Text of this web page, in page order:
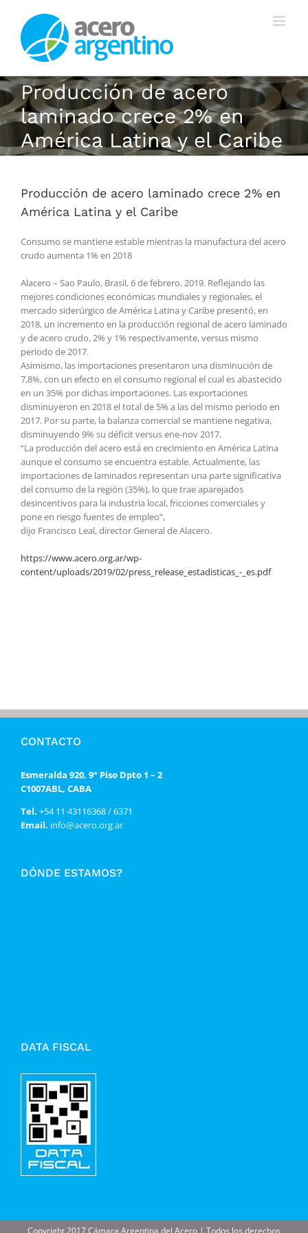
contenido
Producción de acero
laminado crece 2% en
América Latina y el Caribe
Producción de acero laminado crece 2% en
América Latina y el Caribe
Consumo se mantiene estable mientras la manufactura del acero
crudo aumenta 1% en 2018
Alacero – Sao Paulo, Brasil, 6 de febrero, 2019. Reflejando las
mejores condiciones económicas mundiales y regionales, el
mercado siderúrgico de América Latina y Caribe presentó, en
2018, un incremento en la producción regional de acero laminado
y de acero crudo, 2% y 1% respectivamente, versus mismo
periodo de 2017.
Asimismo, las importaciones presentaron una disminución de
7,8%, con un efecto en el consumo regional el cual es abastecido
en un 35% por dichas importaciones. Las exportaciones
disminuyeron en 2018 el total de 5% a las del mismo periodo en
2017. Por su parte, la balanza comercial se mantiene negativa,
disminuyendo 9% su déficit versus ene-nov 2017.
“La producción del acero está en crecimiento en América Latina
aunque el consumo se encuentra estable. Actualmente, las
importaciones de laminados representan una parte significativa
del consumo de la región (35%), lo que trae aparejados
desincentivos para la industria local, fricciones comerciales y
pone en riesgo fuentes de empleo”,
dijo Francisco Leal, director General de Alacero.
https://www.acero.org.ar/wp-
content/uploads/2019/02/press_release_estadisticas_-_es.pdf
CONTACTO
Esmeralda 920, 9° Piso Dpto 1 – 2
C1007ABL, CABA
Tel. +54 11 43116368 / 6371
Email. info@acero.org.ar
DÓNDE ESTAMOS?
DATA FISCAL
Copyright 2017 Cámara Argentina del Acero | Todos los derechos